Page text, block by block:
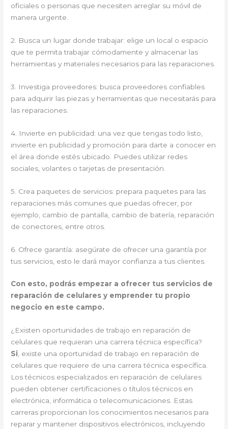
oficiales o personas que necesiten arreglar su móvil de
manera urgente.
2. Busca un lugar donde trabajar: elige un local o espacio
que te permita trabajar cómodamente y almacenar las
herramientas y materiales necesarios para las reparaciones.
3. Investiga proveedores: busca proveedores confiables
para adquirir las piezas y herramientas que necesitarás para
las reparaciones.
4. Invierte en publicidad: una vez que tengas todo listo,
invierte en publicidad y promoción para darte a conocer en
el área donde estés ubicado. Puedes utilizar redes
sociales, volantes o tarjetas de presentación.
5. Crea paquetes de servicios: prepara paquetes para las
reparaciones más comunes que puedas ofrecer, por
ejemplo, cambio de pantalla, cambio de batería, reparación
de conectores, entre otros.
6. Ofrece garantía: asegúrate de ofrecer una garantía por
tus servicios, esto le dará mayor confianza a tus clientes.
Con esto, podrás empezar a ofrecer tus servicios de
reparación de celulares y emprender tu propio
negocio en este campo.
¿Existen oportunidades de trabajo en reparación de
celulares que requieran una carrera técnica específica?
Si, existe una oportunidad de trabajo en reparación de
celulares que requiere de una carrera técnica específica.
Los técnicos especializados en reparación de celulares
pueden obtener certificaciones o títulos técnicos en
electrónica, informática o telecomunicaciones. Estas
carreras proporcionan los conocimientos necesarios para
reparar y mantener dispositivos electrónicos, incluyendo